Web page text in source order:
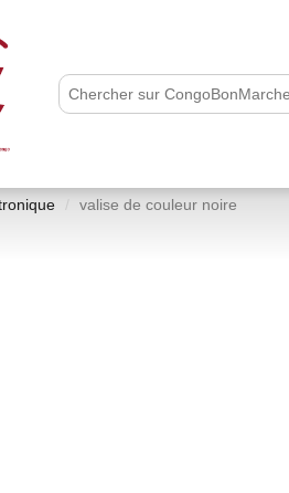
valise de couleur noire